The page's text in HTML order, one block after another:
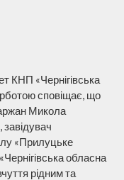
КНП «Чернігівська
сповіщає, що
Микола
«Прилуцьке
обласна
рідним та